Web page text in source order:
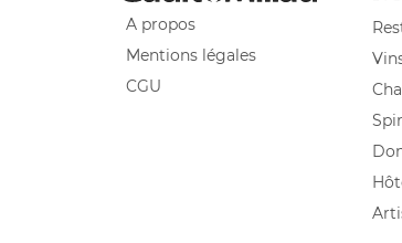
A propos
Mentions légales
CGU